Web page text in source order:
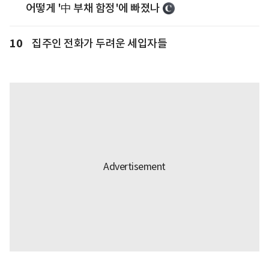
어떻게 '中 부채 함정'에 빠졌나
10 집주인 전화가 두려운 세입자들